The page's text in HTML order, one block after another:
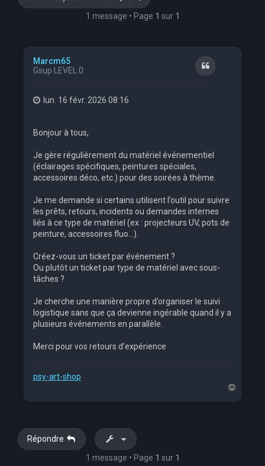
1 message • Page 1 sur 1
Marcm65
Gsup LEVEL 0
Citation
lun. 16 févr. 2026 08:16
Bonjour à tous,
Je gère régulièrement du matériel événementiel
(éclairages spécifiques, peintures spéciales,
accessoires déco, etc.) pour des soirées à thème.
Je me demande si certains utilisent l’outil pour suivre
les prêts, retours, incidents ou demandes internes
liés à ce type de matériel (ex : projecteurs UV, pots de
peinture, accessoires fluo…).
Créez-vous un ticket par événement ?
Ou plutôt un ticket par type de matériel avec sous-
tâches ?
Je cherche une manière propre d’organiser le suivi
logistique sans que ça devienne ingérable quand il y a
plusieurs événements en parallèle.
Merci pour vos retours d’expérience
psy-art-shop
a
Répondre
1 message • Page 1 sur 1